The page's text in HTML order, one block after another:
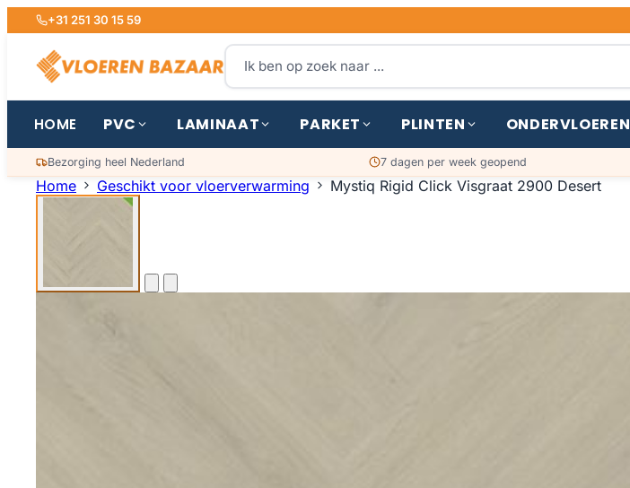
+31 251 30 15 59
HOME PVC LAMINAAT PARKET PLINTEN ONDERVLOEREN
Bezorging heel Nederland 7 dagen per week geopend
Home Geschikt voor vloerverwarming Mystiq Rigid Click Visgraat 2900 Desert